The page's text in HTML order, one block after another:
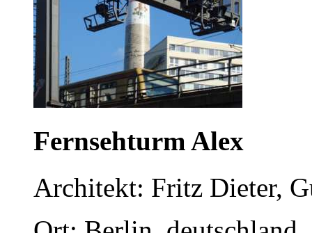
Fernsehturm Alex
Architekt: Fritz Dieter,